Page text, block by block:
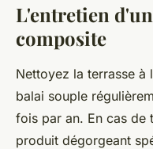
L'entretien
composite
Nettoyez la terrasse à
balai souple
fois par an. En cas de
produit dégorgeant